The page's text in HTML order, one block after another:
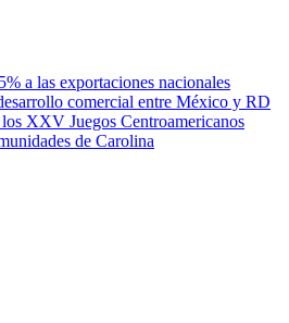
a las exportaciones nacionales
comercial entre México y RD
XXV Juegos Centroamericanos
de Carolina